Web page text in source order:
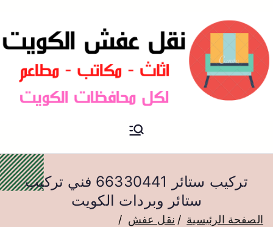
نقل عفش الكويت
تركيب ستائر 66330441 فني تركيب
ستائر وبردات الكويت
الصفحة الرئيسية
نقل عفش